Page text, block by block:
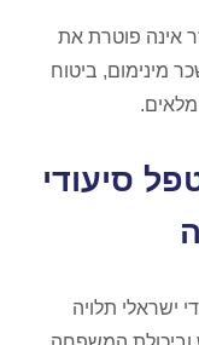
אינה פוטרת את
מינימום, ביטוח
מלאים.
סיעודי
ישראלי תלויה